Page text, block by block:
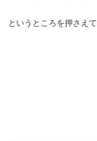
というところを押さえ